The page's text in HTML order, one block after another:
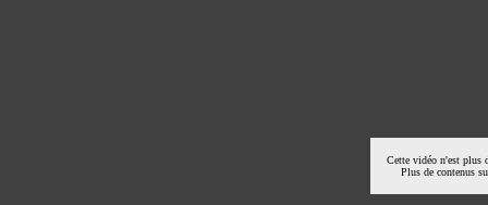
Cette vidéo n'est plus
Plus de contenus